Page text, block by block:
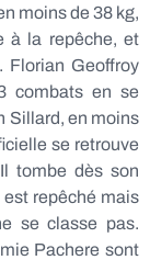
moins de 38 kg,
à la repêche, et
Geoffroy
combats en se
Sillard, en moins
se retrouve
tombe dès son
est repêché mais
se classe pas.
Pachere sont